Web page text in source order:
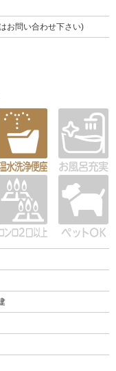
お問い合わせ下さい)